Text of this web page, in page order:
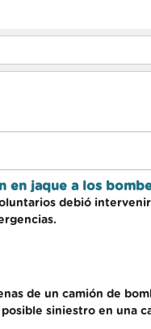
en jaque a los
debió
de un camión de
siniestro en una